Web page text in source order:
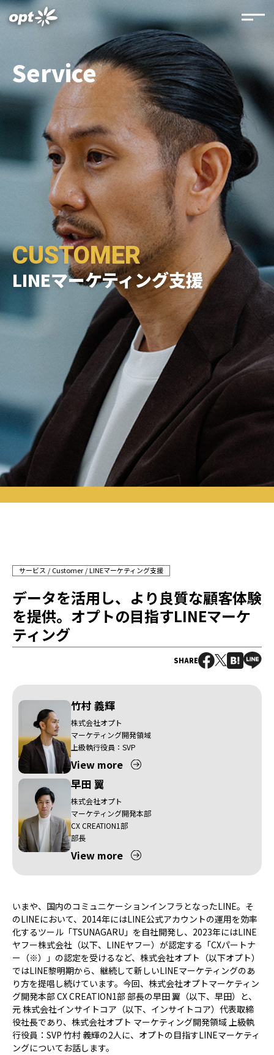
Service
CUSTOMER
LINEマーケティング支援
サービス Customer LINEマーケティング支援
データを活用し、より良質な顧客体験
を提供。オプトの目指すLINEマーケ
ティング
SHARE
竹村 義輝
株式会社オプト
マーケティング開発領域
上級執行役員：SVP
View more
早田 翼
株式会社オプト
マーケティング開発本部
CX CREATION1部
部長
View more
いまや、国内のコミュニケーションインフラとなったLINE。そ
のLINEにおいて、2014年にはLINE公式アカウントの運用を効率
化するツール「TSUNAGARU」を自社開発し、2023年にはLINE
ヤフー株式会社（以下、LINEヤフー）が認定する「CXパートナ
ー（※）」の認定を受けるなど、株式会社オプト（以下オプト）
ではLINE黎明期から、継続して新しいLINEマーケティングのあ
り方を提唱し続けています。今回、株式会社オプトマーケティン
グ開発本部 CX CREATION1部 部長の早田 翼（以下、早田）と、
元 株式会社インサイトコア（以下、インサイトコア）代表取締
役社長であり、株式会社オプト マーケティング開発領域 上級執
行役員：SVP 竹村 義輝の2人に、オプトの目指すLINEマーケティ
ングについてお話します。